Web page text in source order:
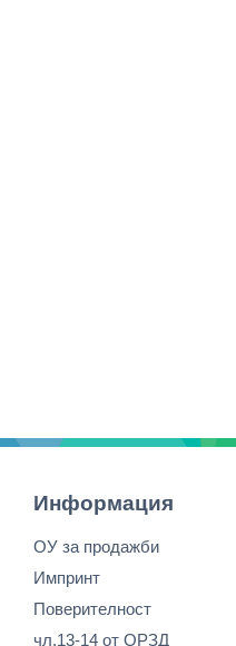
Информация
ОУ за продажби
Импринт
Поверителност
чл.13-14 от ОРЗД